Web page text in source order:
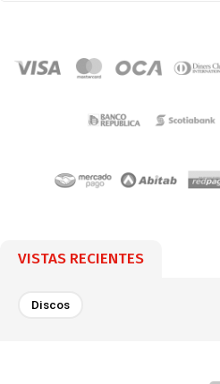
VISTAS RECIENTES
Discos